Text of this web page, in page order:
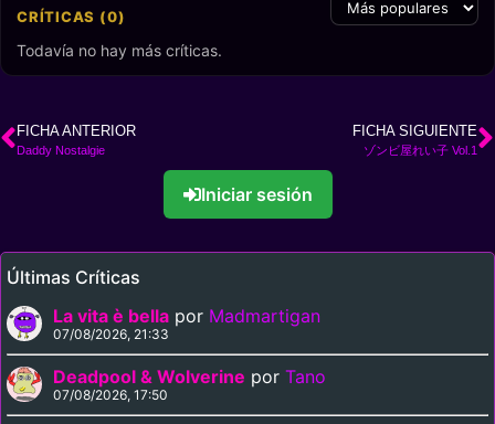
CRÍTICAS (0)
Todavía no hay más críticas.
FICHA ANTERIOR
Daddy Nostalgie
FICHA SIGUIENTE
ゾンビ屋れい子 Vol.1
Iniciar sesión
Últimas Críticas
La vita è bella por Madmartigan
07/08/2026, 21:33
Deadpool & Wolverine por Tano
07/08/2026, 17:50